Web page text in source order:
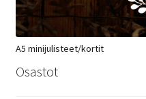
A5 minijulisteet/kortit
Osastot